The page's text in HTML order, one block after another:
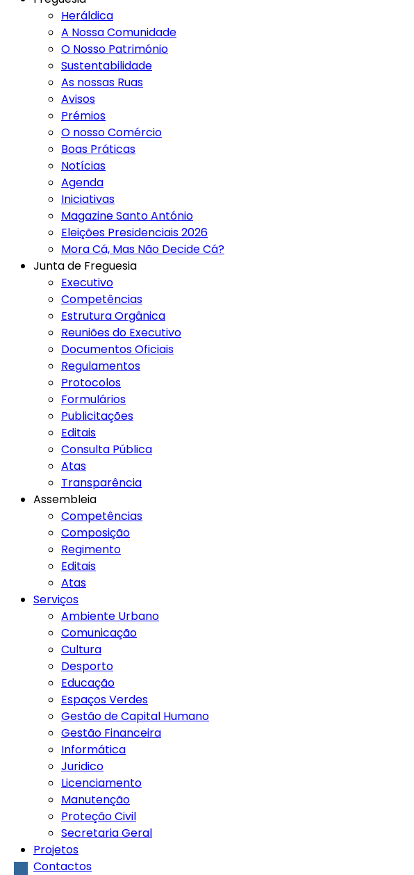
Heráldica
A Nossa Comunidade
O Nosso Património
Sustentabilidade
As nossas Ruas
Avisos
Prémios
O nosso Comércio
Boas Práticas
Notícias
Agenda
Iniciativas
Magazine Santo António
Eleições Presidenciais 2026
Mora Cá, Mas Não Decide Cá?
Junta de Freguesia
Executivo
Competências
Estrutura Orgânica
Reuniões do Executivo
Documentos Oficiais
Regulamentos
Protocolos
Formulários
Publicitações
Editais
Consulta Pública
Atas
Transparência
Assembleia
Competências
Composição
Regimento
Editais
Atas
Serviços
Ambiente Urbano
Comunicação
Cultura
Desporto
Educação
Espaços Verdes
Gestão de Capital Humano
Gestão Financeira
Informática
Juridico
Licenciamento
Manutenção
Proteção Civil
Secretaria Geral
Projetos
Contactos